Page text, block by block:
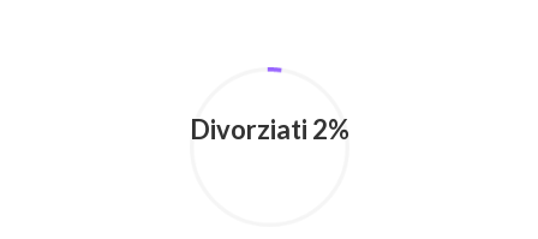
Divorziati 2%